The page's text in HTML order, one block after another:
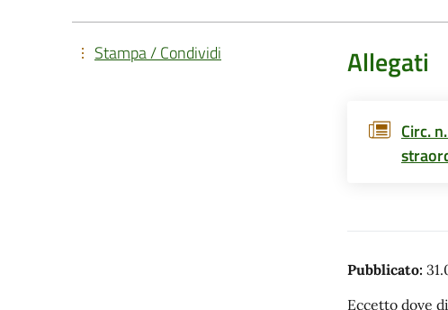
Allegati
Circ.
Pubblicato:
Eccetto dove
Stampa / Condividi